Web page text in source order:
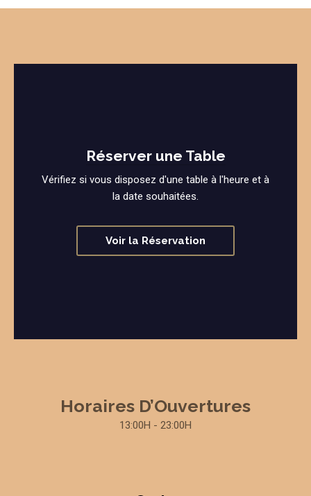
Réserver une Table
Vérifiez si vous disposez d'une table à l'heure et à
la date souhaitées.
Voir la Réservation
Horaires D’Ouvertures
13:00H - 23:00H